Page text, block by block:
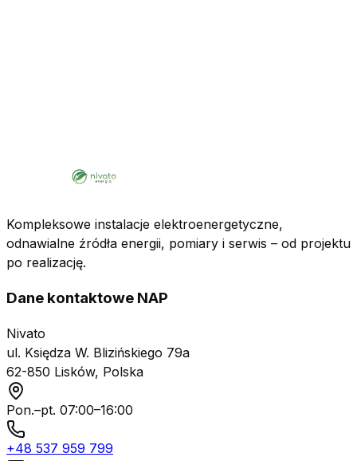
Kompleksowe instalacje elektroenergetyczne,
odnawialne źródła energii, pomiary i serwis – od projektu
po realizację.
Dane kontaktowe NAP
Nivato
ul. Księdza W. Blizińskiego 79a
62-850 Lisków, Polska
Pon.–pt. 07:00–16:00
+48 537 959 799